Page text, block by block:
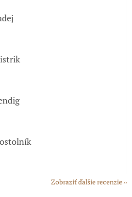
obchodu je 5 z 5 hviezdičiek.
obchodu je 5 z 5 hviezdičiek.
obchodu je 5 z 5 hviezdičiek.
obchodu je 5 z 5 hviezdičiek.
Zobraziť ďalšie recenzie